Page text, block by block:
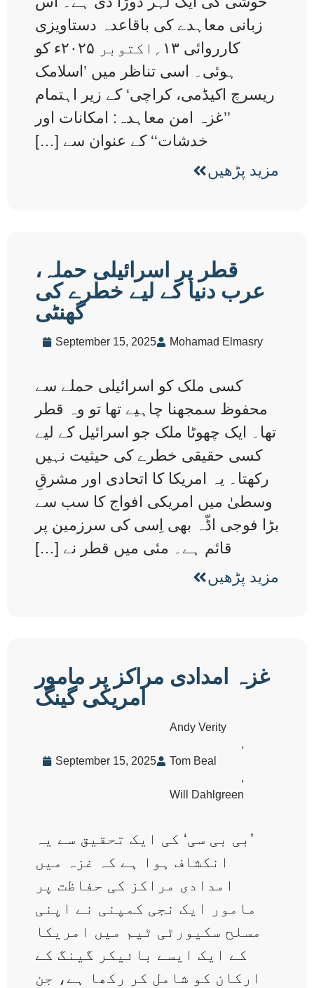
زبانی معاہدے کی باقاعدہ دستاویزی
کارروائی ۱۳؍اکتوبر ۲۰۲۵ء کو
ہوئی۔ اسی تناظر میں ’اسلامک
ریسرچ اکیڈمی، کراچی‘ کے زیر اہتمام
’’غزہ امن معاہدہ: امکانات اور
خدشات‘‘ کے عنوان سے […]
مزید پڑھیں
قطر پر اسرائیلی حملہ،
عرب دنیا کے لیے خطرے کی
گھنٹی
September 15, 2025 Mohamad Elmasry
کسی ملک کو اسرائیلی حملے سے
محفوظ سمجھنا چاہیے تھا تو وہ قطر
تھا۔ ایک چھوٹا ملک جو اسرائیل کے لیے
کسی حقیقی خطرے کی حیثیت نہیں
رکھتا۔ یہ امریکا کا اتحادی اور مشرقِ
وسطیٰ میں امریکی افواج کا سب سے
بڑا فوجی اڈّہ بھی اِسی کی سرزمین پر
قائم ہے۔ مئی میں قطر نے […]
مزید پڑھیں
غزہ امدادی مراکز پر مامور
امریکی گینگ
September 15, 2025
Andy Verity
,
Tom Beal
,
Will Dahlgreen
’بی بی سی‘ کی ایک تحقیق سے یہ
انکشاف ہوا ہے کہ غزہ میں
امدادی مراکز کی حفاظت پر
مامور ایک نجی کمپنی نے اپنی
مسلح سکیورٹی ٹیم میں امریکا
کے ایک ایسے بائیکر گینگ کے
ارکان کو شامل کر رکھا ہے، جن